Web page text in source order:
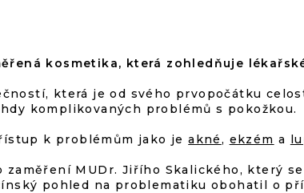
kosmetika, která zohledňuje
která je od svého prvopočátku
komplikovaných problémů s pokožkou.
k problémům jako jeakné, ekzém a
MUDr. Jiřího Skalického, který
pohled na problematiku obohatil o